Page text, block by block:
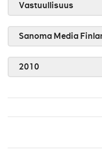
Vastuullisuus
Sanoma Media
2010